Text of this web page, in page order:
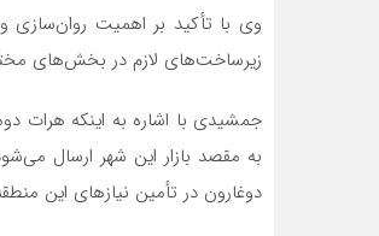
وی با تأکید بر اهمیت
زیرساخت‌های لازم در بخش‌های
به مقصد بازار این شهر ارسال
دوغارون در تأمین نیازهای این